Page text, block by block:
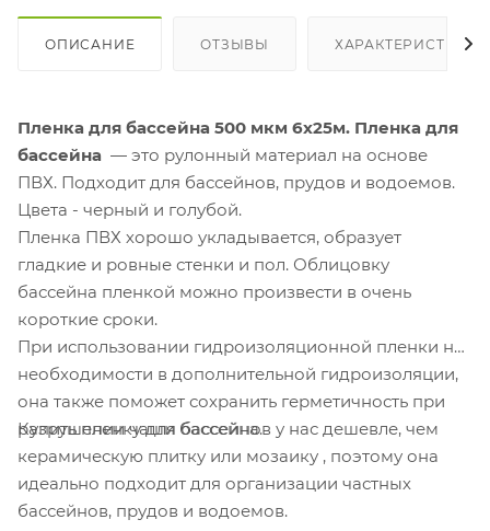
ОПИСАНИЕ ОТЗЫВЫ ХАРАКТЕРИСТИКИ
Пленка для бассейна 500 мкм 6х25м. Пленка для
бассейна — это рулонный материал на основе
ПВХ. Подходит для бассейнов, прудов и водоемов.
Цвета - черный и голубой.
Пленка ПВХ хорошо укладывается, образует
гладкие и ровные стенки и пол. Облицовку
бассейна пленкой можно произвести в очень
короткие сроки.
При использовании гидроизоляционной пленки нет
необходимости в дополнительной гидроизоляции,
она также поможет сохранить герметичность при
разрушении чаши бассейна.
Купить пленку для бассейнов у нас дешевле, чем
керамическую плитку или мозаику , поэтому она
идеально подходит для организации частных
бассейнов, прудов и водоемов.